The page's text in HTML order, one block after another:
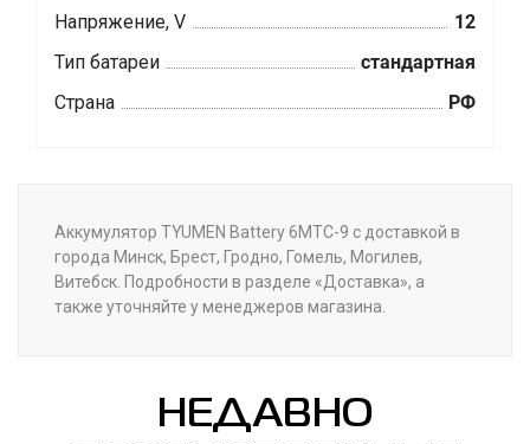
Напряжение, V
12
Тип батареи
стандартная
Страна
РФ
Аккумулятор TYUMEN Battery 6МТС-9 с доставкой в
города Минск, Брест, Гродно, Гомель, Могилев,
Витебск. Подробности в разделе «Доставка», а
также уточняйте у менеджеров магазина.
НЕДАВНО